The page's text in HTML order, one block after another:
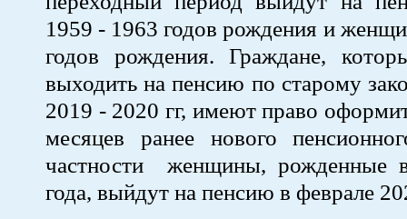
1959 - 1963 годов рождения и
годов рождения. Граждане,
выходить на пенсию по старому
2019 - 2020 гг, имеют право
месяцев ранее нового
частности женщины, рожденные
года, выйдут на пенсию в феврале